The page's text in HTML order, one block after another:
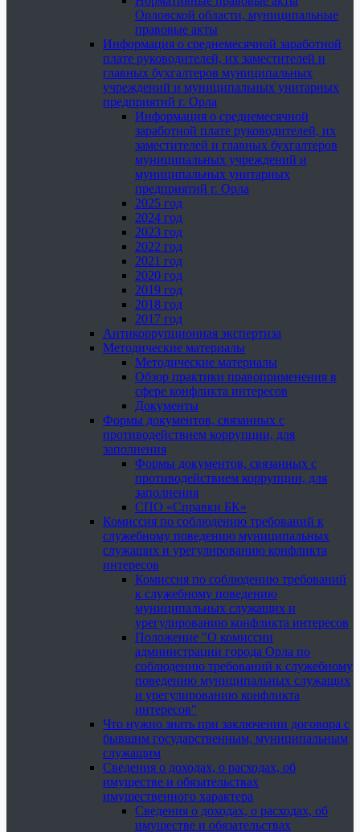
Орловской области, муниципальные
правовые акты
Информация о среднемесячной заработной
плате руководителей, их заместителей и
главных бухгалтеров муниципальных
учреждений и муниципальных унитарных
предприятий г. Орла
Информация о среднемесячной
заработной плате руководителей, их
заместителей и главных бухгалтеров
муниципальных учреждений и
муниципальных унитарных
предприятий г. Орла
2025 год
2024 год
2023 год
2022 год
2021 год
2020 год
2019 год
2018 год
2017 год
Антикоррупционная экспертиза
Методические материалы
Методические материалы
Обзор практики правоприменения в
сфере конфликта интересов
Документы
Формы документов, связанных с
противодействием коррупции, для
заполнения
Формы документов, связанных с
противодействием коррупции, для
заполнения
СПО «Справки БК»
Комиссия по соблюдению требований к
служебному поведению муниципальных
служащих и урегулированию конфликта
интересов
Комиссия по соблюдению требований
к служебному поведению
муниципальных служащих и
урегулированию конфликта интересов
Положение "О комиссии
администрации города Орла по
соблюдению требований к служебному
поведению муниципальных служащих
и урегулированию конфликта
интересов"
Что нужно знать при заключении договора с
бывшим государственным, муниципальным
служащим
Сведения о доходах, о расходах, об
имуществе и обязательствах
имущественного характера
Сведения о доходах, о расходах, об
имуществе и обязательствах